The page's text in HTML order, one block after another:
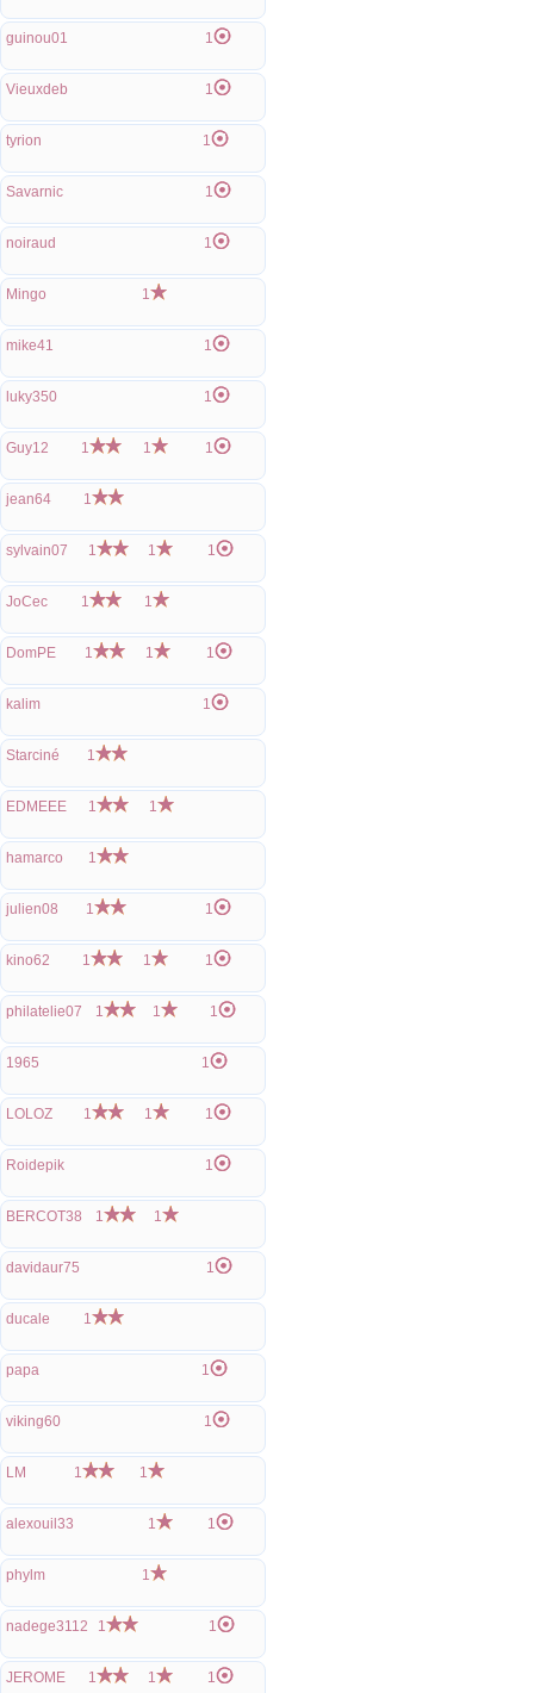
guinou01 1
Vieuxdeb 1
tyrion 1
Savarnic 1
noiraud 1
Mingo 1
mike41 1
luky350 1
Guy12 1 1 1
jean64 1
sylvain07 1 1 1
JoCec 1 1
DomPE 1 1 1
kalim 1
Starciné 1
EDMEEE 1 1
hamarco 1
julien08 1 1
kino62 1 1 1
philatelie07 1 1 1
1965 1
LOLOZ 1 1 1
Roidepik 1
BERCOT38 1 1
davidaur75 1
ducale 1
papa 1
viking60 1
LM 1 1
alexouil33 1 1
phylm 1
nadege3112 1 1
JEROME 1 1 1